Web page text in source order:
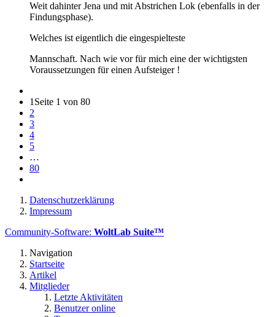
Weit dahinter Jena und mit Abstrichen Lok (ebenfalls in der
Findungsphase).
Welches ist eigentlich die eingespielteste
Mannschaft. Nach wie vor für mich eine der wichtigsten
Voraussetzungen für einen Aufsteiger !
1 Seite 1 von 80
2
3
4
5
…
80
Datenschutzerklärung
Impressum
Community-Software: WoltLab Suite™
Navigation
Startseite
Artikel
Mitglieder
Letzte Aktivitäten
Benutzer online